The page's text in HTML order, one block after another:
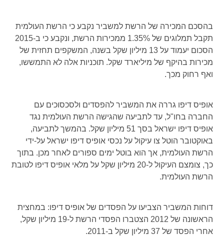
בהסכם המכירה של הרשת למשביר נקבע כי הרשת העולמית
תקבל תמלוגים של 1.35% ממכירות הרשת, ונקבע כי ב-2015
הסכום יעמוד על 13 מיליון שקל בשנה, המשקפים תחזית של
מכירות בהיקף של מיליארד שקל. תוכניות אלה לא התמששו,
ואף רחוק מכך.
אופיס דיפו גררה את המשביר להפסדים ולסכסוכים עם
החברה בחו"ל, עד לתביעה שהגישה הרשת העולמית נגד
אופיס דיפו ישראל בסך 51 מיליון שקל. בהמשך לתביעה,
באוקטובר הוטל צו עיקול על נכסי אופיס דיפו ישראל על-ידי
הרשת העולמית, אך הוא בוטל ימים ספורים לאחר מכן. בתוך
כך, צומצם העיקול ל-20 מיליון שקל על מלאי אופיס דיפו לטובת
הרשת העולמית.
דוחות המשביר הצביעו על הפסדים של אופיס דיפו: במחצית
הראשונה של 2012 הצטברו הפסדי הרשת ל-19 מיליון שקל,
אחרי הפסד של 37 מיליון שקל ב-2011.